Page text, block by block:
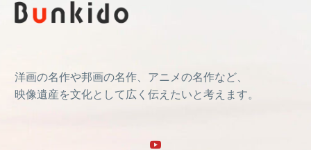
洋画の名作や邦画の名作、アニメの名作など、
映像遺産を文化として広く伝えたいと考えます。